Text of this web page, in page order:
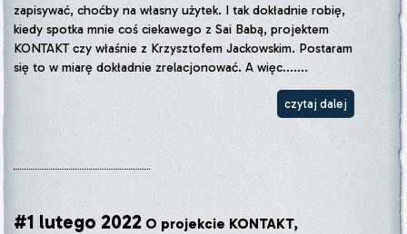
zapisywać, choćby na własny użytek. I tak dokładnie robię,
kiedy spotka mnie coś ciekawego z Sai Babą, projektem
KONTAKT czy właśnie z Krzysztofem Jackowskim. Postaram
się to w miarę dokładnie zrelacjonować. A więc.......
czytaj dalej
#1 lutego 2022 O projekcie KONTAKT,